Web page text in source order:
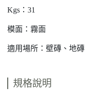
Kgs：31
模面：霧面
適用場所：壁磚、地磚
規格說明